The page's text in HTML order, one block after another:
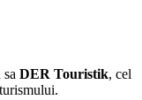
si bauturi
si pot fi modificate
DER Touristik, cel